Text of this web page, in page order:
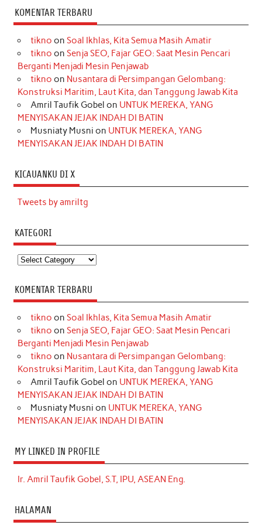
KOMENTAR TERBARU
tikno on Soal Ikhlas, Kita Semua Masih Amatir
tikno on Senja SEO, Fajar GEO: Saat Mesin Pencari
Berganti Menjadi Mesin Penjawab
tikno on Nusantara di Persimpangan Gelombang:
Konstruksi Maritim, Laut Kita, dan Tanggung Jawab Kita
Amril Taufik Gobel on UNTUK MEREKA, YANG
MENYISAKAN JEJAK INDAH DI BATIN
Musniaty Musni on UNTUK MEREKA, YANG
MENYISAKAN JEJAK INDAH DI BATIN
KICAUANKU DI X
Tweets by amriltg
KATEGORI
Kategori
KOMENTAR TERBARU
tikno on Soal Ikhlas, Kita Semua Masih Amatir
tikno on Senja SEO, Fajar GEO: Saat Mesin Pencari
Berganti Menjadi Mesin Penjawab
tikno on Nusantara di Persimpangan Gelombang:
Konstruksi Maritim, Laut Kita, dan Tanggung Jawab Kita
Amril Taufik Gobel on UNTUK MEREKA, YANG
MENYISAKAN JEJAK INDAH DI BATIN
Musniaty Musni on UNTUK MEREKA, YANG
MENYISAKAN JEJAK INDAH DI BATIN
MY LINKED IN PROFILE
Ir. Amril Taufik Gobel, S.T, IPU, ASEAN Eng.
HALAMAN